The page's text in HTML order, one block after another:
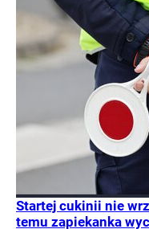
Startej cukinii nie
temu zapiekanka